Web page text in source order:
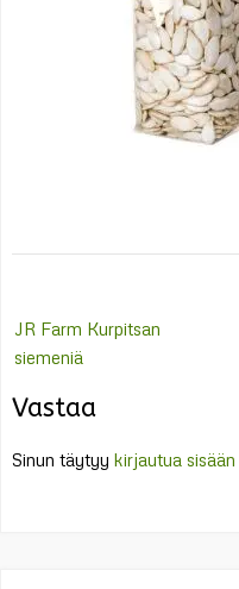
JR Farm Kurpitsan
siemeniä
Vastaa
Sinun täytyy kirjautua sisään